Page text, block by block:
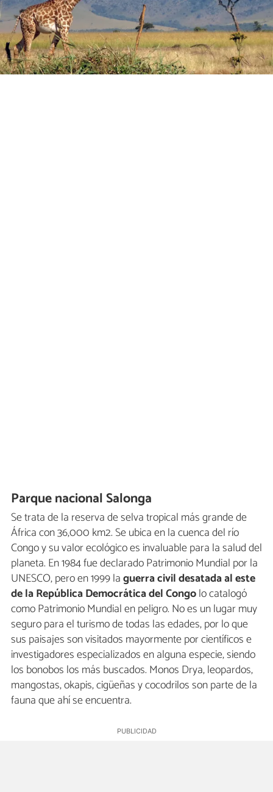
Parque nacional Salonga
Se trata de la reserva de selva tropical más grande de
África con 36,000 km2. Se ubica en la cuenca del río
Congo y su valor ecológico es invaluable para la salud del
planeta. En 1984 fue declarado Patrimonio Mundial por la
UNESCO, pero en 1999 laguerra civil desatada al este
de la República Democrática del Congolo catalogó
como Patrimonio Mundial en peligro. No es un lugar muy
seguro para el turismo de todas las edades, por lo que
sus paisajes son visitados mayormente por científicos e
investigadores especializados en alguna especie, siendo
los bonobos los más buscados. Monos Drya, leopardos,
mangostas, okapis, cigüeñas y cocodrilos son parte de la
fauna que ahí se encuentra.